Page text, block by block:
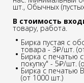
шт., Обычных
В стоимость
товару, работа.
Бирка пустая с
товара - 3₽/шт.
Бирка с печатью
покупку" - 5₽/шт.
Бирка с печатью
(от 1000 шт.)